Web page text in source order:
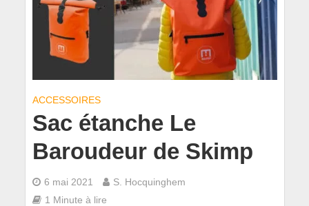
ACCESSOIRES
Sac étanche Le
Baroudeur de Skimp
6 mai 2021
S. Hocquinghem
1 Minute à lire